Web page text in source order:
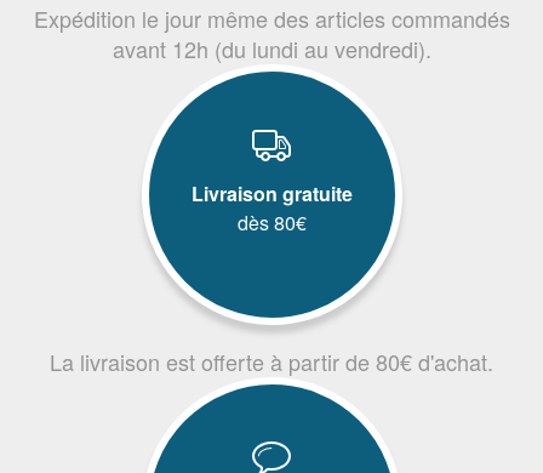
Expédition le jour même des articles commandés
avant 12h (du lundi au vendredi).
Livraison gratuite
dès 80€
La livraison est offerte à partir de 80€ d'achat.